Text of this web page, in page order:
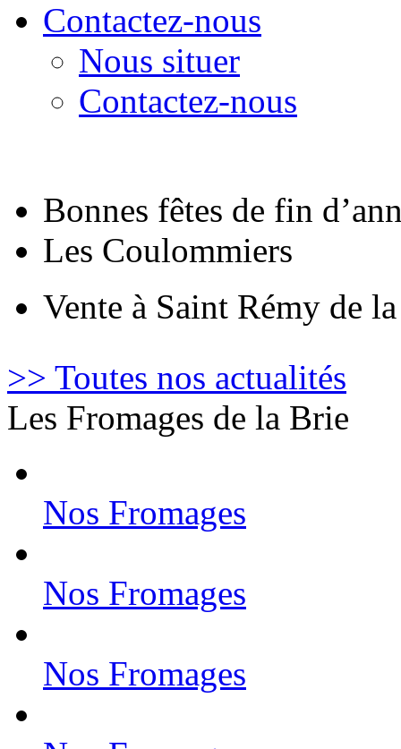
Contactez-nous
Nous situer
Contactez-nous
Bonnes fêtes de fin
Les Coulommiers
Vente à Saint Rémy de
>> Toutes nos actualités
Les Fromages de la Brie
Nos Fromages
Nos Fromages
Nos Fromages